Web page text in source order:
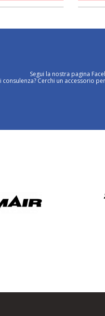
Segui la nostra pagina
consulenza? Cerchi un accessorio